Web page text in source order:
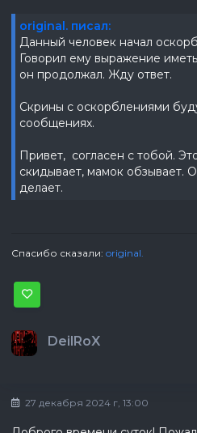
original. писал:
Данный человек начал
Говорил ему выражение
он продолжал. Жду ответ.
Скрины с оскорблениями
сообщениях.
Привет, согласен с тобой.
скидывает, мамок обзывает.
делает.
Спасибо сказали: original.
DeilRoX
27 декабря 2024 г, 13:00